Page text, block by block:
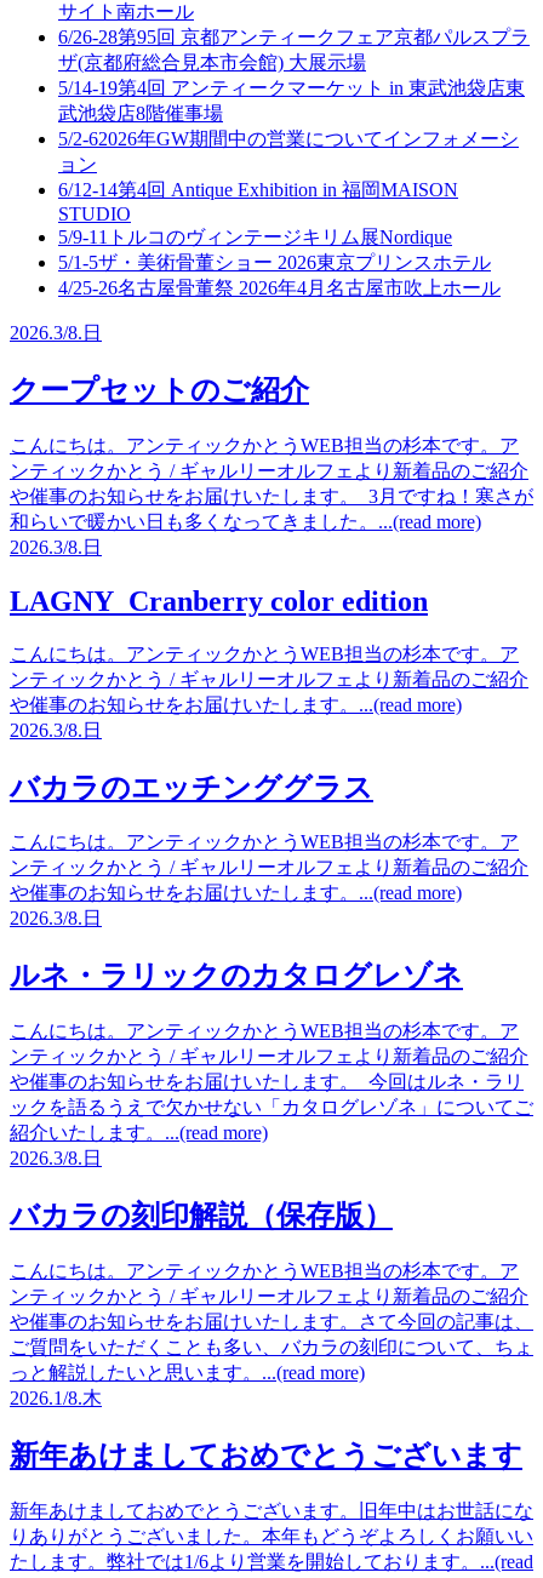
サイト南ホール
6/26-28第95回 京都アンティークフェア京都パルスプラ
ザ(京都府総合見本市会館) 大展示場
5/14-19第4回 アンティークマーケット in 東武池袋店東
武池袋店8階催事場
5/2-62026年GW期間中の営業についてインフォメーシ
ョン
6/12-14第4回 Antique Exhibition in 福岡MAISON
STUDIO
5/9-11 トルコのヴィンテージキリム展Nordique
5/1-5ザ・美術骨董ショー 2026東京プリンスホテル
4/25-26名古屋骨董祭 2026年4月 名古屋市吹上ホール
2026.3/8. 日
クープセットのご紹介
こんにちは。アンティックかとうWEB担当の杉本です。ア
ンティックかとう / ギャルリーオルフェより新着品のご紹介
や催事のお知らせをお届けいたします。 3月ですね！寒さが
和らいで暖かい日も多くなってきました。...(read more)
2026.3/8. 日
LAGNY Cranberry color edition
こんにちは。アンティックかとうWEB担当の杉本です。ア
ンティックかとう / ギャルリーオルフェより新着品のご紹介
や催事のお知らせをお届けいたします。...(read more)
2026.3/8. 日
バカラのエッチンググラス
こんにちは。アンティックかとうWEB担当の杉本です。ア
ンティックかとう / ギャルリーオルフェより新着品のご紹介
や催事のお知らせをお届けいたします。...(read more)
2026.3/8. 日
ルネ・ラリックのカタログレゾネ
こんにちは。アンティックかとうWEB担当の杉本です。ア
ンティックかとう / ギャルリーオルフェより新着品のご紹介
や催事のお知らせをお届けいたします。 今回はルネ・ラリ
ックを語るうえで欠かせない「カタログレゾネ」についてご
紹介いたします。...(read more)
2026.3/8. 日
バカラの刻印解説（保存版）
こんにちは。アンティックかとうWEB担当の杉本です。ア
ンティックかとう / ギャルリーオルフェより新着品のご紹介
や催事のお知らせをお届けいたします。さて今回の記事は、
ご質問をいただくことも多い、バカラの刻印について、ちょ
っと解説したいと思います。...(read more)
2026.1/8.木
新年あけましておめでとうございます
新年あけましておめでとうございます。旧年中はお世話にな
りありがとうございました。本年もどうぞよろしくお願いい
たします。弊社では1/6より営業を開始しております。...(read